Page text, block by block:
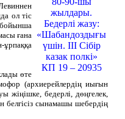
жылдары.
Бедерлі жазу:
«Шабандоздығы
үшін. ІІІ Сібір
казак полкі»
КП 19 – 20935
ол тіс
ғана
ұрпаққа
өте
(архиерейлердің иығын
жіңішке, бедерлі, дөңгелек,
белгісіз сынамашы шебердің